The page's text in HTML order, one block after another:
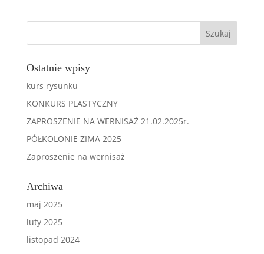
Ostatnie wpisy
kurs rysunku
KONKURS PLASTYCZNY
ZAPROSZENIE NA WERNISAŻ 21.02.2025r.
PÓŁKOLONIE ZIMA 2025
Zaproszenie na wernisaż
Archiwa
maj 2025
luty 2025
listopad 2024